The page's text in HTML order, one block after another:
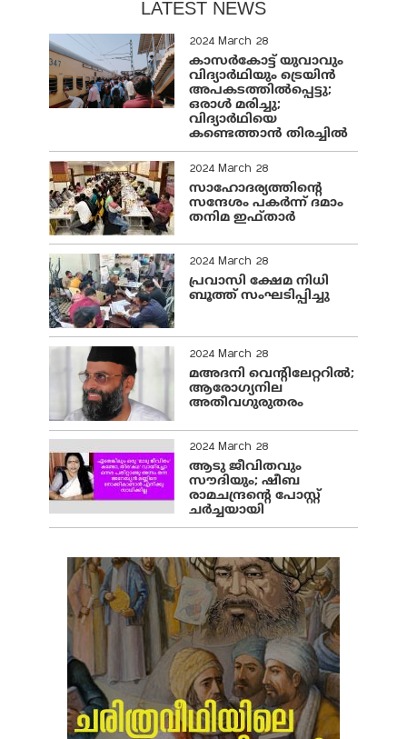
LATEST NEWS
2024 March 28
കാസർകോട്ട് യുവാവും
വിദ്യാർഥിയും ട്രെയിൻ
അപകടത്തിൽപ്പെട്ടു;
ഒരാൾ മരിച്ചു;
വിദ്യാർഥിയെ
കണ്ടെത്താൻ തിരച്ചിൽ
2024 March 28
സാഹോദര്യത്തിന്റെ
സന്ദേശം പകർന്ന് ദമാം
തനിമ ഇഫ്‌താർ
2024 March 28
പ്രവാസി ക്ഷേമ നിധി
ബൂത്ത് സംഘടിപ്പിച്ചു
2024 March 28
മഅദനി വെന്റിലേറ്ററിൽ;
ആരോഗ്യനില
അതീവഗുരുതരം
2024 March 28
ആടു ജീവിതവും
സൗദിയും; ഷീബ
രാമചന്ദ്രന്റെ പോസ്റ്റ്
ചര്‍ച്ചയായി